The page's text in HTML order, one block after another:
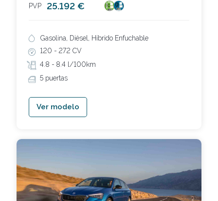
PVP 25.192 €
Gasolina, Diésel, Híbrido Enfuchable
120 - 272 CV
4.8 - 8.4 l/100km
5 puertas
Ver modelo